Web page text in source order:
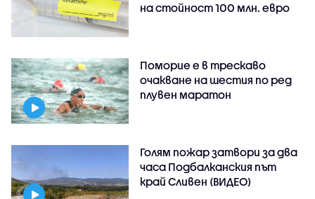
на стойност 100 млн. евро
Поморие е в трескаво
очакване на шестия по ред
плувен маратон
Голям пожар затвори за два
часа Подбалканския път
край Сливен (ВИДЕО)